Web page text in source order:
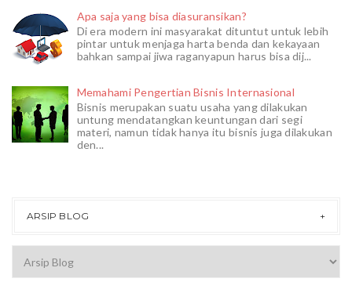
Apa saja yang bisa diasuransikan?
Di era modern ini masyarakat dituntut untuk lebih
pintar untuk menjaga harta benda dan kekayaan
bahkan sampai jiwa raganyapun harus bisa dij...
Memahami Pengertian Bisnis Internasional
Bisnis merupakan suatu usaha yang dilakukan
untung mendatangkan keuntungan dari segi
materi, namun tidak hanya itu bisnis juga dilakukan
den...
ARSIP BLOG